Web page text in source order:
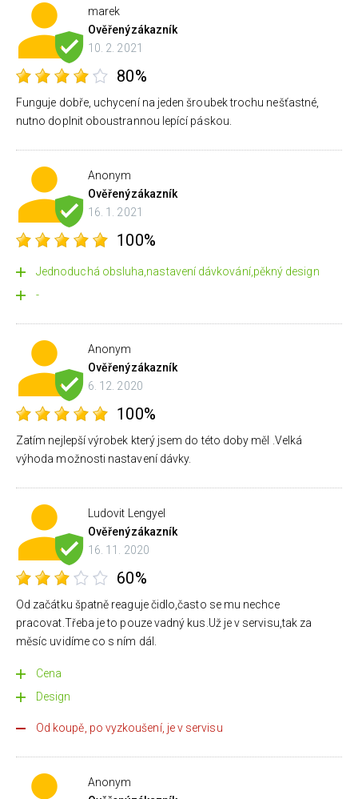
marek
Ověřenýzákazník
10. 2. 2021
80%
Funguje dobře, uchycení na jeden šroubek trochu nešťastné,
nutno doplnit oboustrannou lepící páskou.
Anonym
Ověřenýzákazník
16. 1. 2021
100%
Jednoduchá obsluha,nastavení dávkování,pěkný design
-
Anonym
Ověřenýzákazník
6. 12. 2020
100%
Zatím nejlepší výrobek který jsem do této doby měl .Velká
výhoda možnosti nastavení dávky.
Ludovit Lengyel
Ověřenýzákazník
16. 11. 2020
60%
Od začátku špatně reaguje čidlo,často se mu nechce
pracovat.Třeba je to pouze vadný kus.Už je v servisu,tak za
měsíc uvidíme co s ním dál.
Cena
Design
Od koupě, po vyzkoušení, je v servisu
Anonym